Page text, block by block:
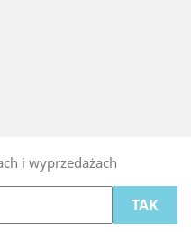
i wyprzedażach